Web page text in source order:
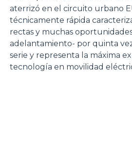
aterrizó en el circuito urbano
técnicamente rápida
rectas y muchas
adelantamiento- por quinta
serie y representa la máxima
tecnología en movilidad